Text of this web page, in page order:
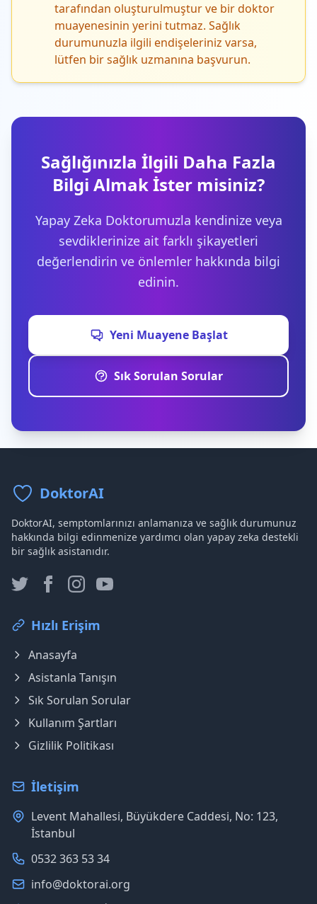
tarafından oluşturulmuştur ve bir doktor
muayenesinin yerini tutmaz. Sağlık
durumunuzla ilgili endişeleriniz varsa,
lütfen bir sağlık uzmanına başvurun.
Sağlığınızla İlgili Daha Fazla
Bilgi Almak İster misiniz?
Yapay Zeka Doktorumuzla kendinize veya
sevdiklerinize ait farklı şikayetleri
değerlendirin ve önlemler hakkında bilgi
edinin.
Yeni Muayene Başlat
Sık Sorulan Sorular
DoktorAI
DoktorAI, semptomlarınızı anlamanıza ve sağlık durumunuz
hakkında bilgi edinmenize yardımcı olan yapay zeka destekli
bir sağlık asistanıdır.
Hızlı Erişim
Anasayfa
Asistanla Tanışın
Sık Sorulan Sorular
Kullanım Şartları
Gizlilik Politikası
İletişim
Levent Mahallesi, Büyükdere Caddesi, No: 123,
İstanbul
0532 363 53 34
info@doktorai.org